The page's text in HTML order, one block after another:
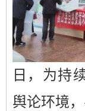
日， 为持
舆论环境，